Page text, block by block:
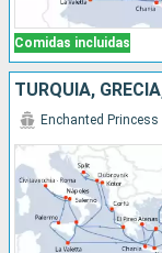
Comidas incluidas
Enchanted Princess